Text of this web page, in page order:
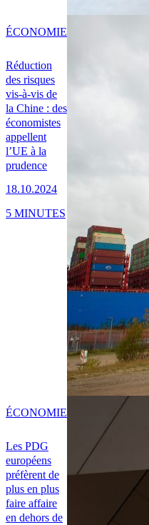
Réduction
des risques
vis-à-vis de
la Chine : des
économistes
appellent
l’UE à la
prudence
18.10.2024
ÉCONOMIE
5 MINUTES
Les PDG
européens
préfèrent de
plus en plus
faire affaire
en dehors de
ÉCONOMIE